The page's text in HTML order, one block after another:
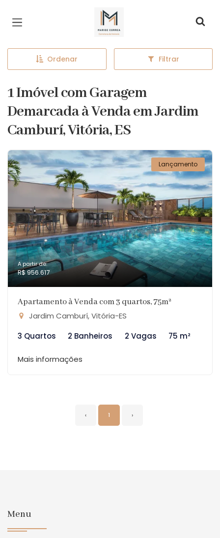
Página inicial
Ordenar Filtrar
1 Imóvel com Garagem
Demarcada à Venda em Jardim
Camburí, Vitória, ES
Lançamento
A partir de:
R$ 956.617
Apartamento à Venda com 3 quartos, 75m²
Jardim Camburí, Vitória-ES
3 Quartos
2 Banheiros 2 Vagas 75 m²
Mais informações
‹ 1 ›
Menu